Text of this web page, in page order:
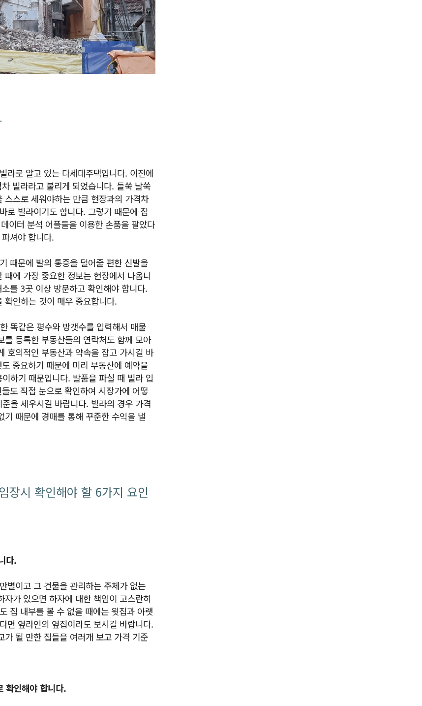
라로 알고 있는 다세대주택입니다. 이전에
빌라라고 불리게 되었습니다. 들쑥 날쑥
스로 세워야하는 만큼 현장과의 가격차
로 빌라이기도 합니다. 그렇기 때문에 집
이터 분석 어플들을 이용한 손품을 팔았다
셔야 합니다.
때문에 발의 통증을 덜어줄 편한 신발을
에 가장 중요한 정보는 현장에서 나옵니
를 3곳 이상 방문하고 확인해야 합니다.
인하는 것이 매우 중요합니다.
똑같은 평수와 방갯수를 입력해서 매물
등록한 부동산들의 연락처도 함께 모아
호의적인 부동산과 약속을 잡고 가시길 바
중요하기 때문에 미리 부동산에 예약을
하기 때문입니다. 발품을 파실 때 빌라 입
도 직접 눈으로 확인하여 시장가에 어떻
을 세우시길 바랍니다. 빌라의 경우 가격
때문에 경매를 통해 꾸준한 수익을 낼
장시 확인해야 할 6가지 요인
다.
별이고 그 건물을 관리하는 주체가 없는
가 있으면 하자에 대한 책임이 고스란히
집 내부를 볼 수 없을 때에는 윗집과 아랫
면 옆라인의 옆집이라도 보시길 바랍니다.
될 만한 집들을 여러개 보고 가격 기준
확인해야 합니다.